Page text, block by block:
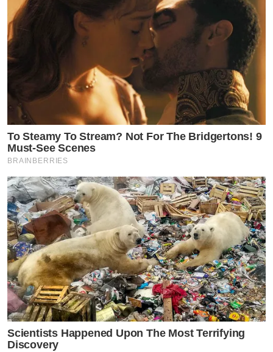
To Steamy To Stream? Not For The Bridgertons! 9
Must-See Scenes
BRAINBERRIES
Scientists Happened Upon The Most Terrifying
Discovery